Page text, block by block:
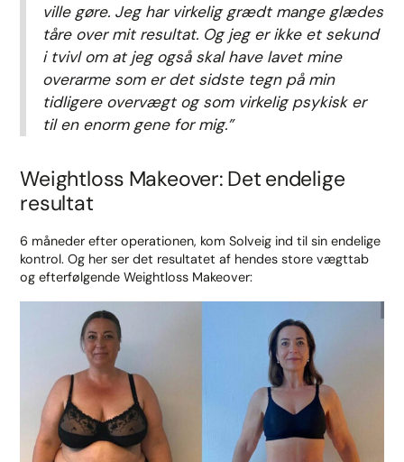
ville gøre. Jeg har virkelig grædt mange glædes
tåre over mit resultat. Og jeg er ikke et sekund
i tvivl om at jeg også skal have lavet mine
overarme som er det sidste tegn på min
tidligere overvægt og som virkelig psykisk er
til en enorm gene for mig.”
Weightloss Makeover: Det endelige
resultat
6 måneder efter operationen, kom Solveig ind til sin endelige
kontrol. Og her ser det resultatet af hendes store vægttab
og efterfølgende Weightloss Makeover: